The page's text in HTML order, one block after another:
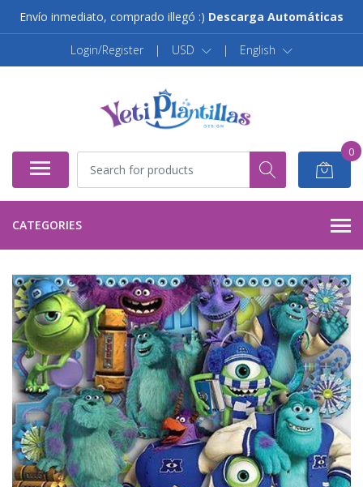
Envío inmediato, comprado illegó :) Descarga Automáticas
Login/Register | USD | English
0
CATEGORIES